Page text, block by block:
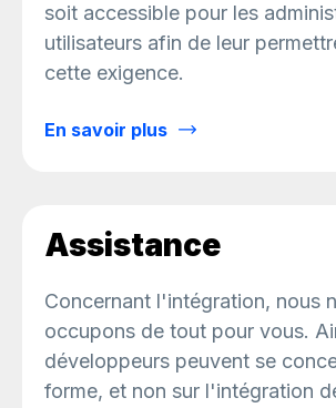
soit accessible pour les
utilisateurs afin de leur
cette exigence.
En savoir plus
Assistance
Concernant l'intégration, nous
occupons de tout pour vous.
développeurs peuvent se
forme, et non sur l'intégration